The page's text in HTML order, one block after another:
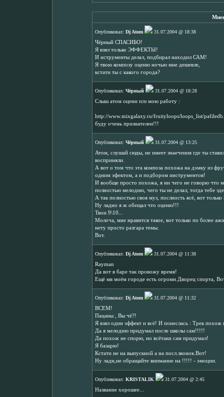
Опубликовал: Dj Atom
31.07.2004 @ 18:38
Чёрный СПАСИБО!
Я взял только ЭФФЕКТЫ!
И нструменты делал, подбирал находил САМ!
Я твою композу оценю ночью мне дешевле,
кстати ты с какого города?
Опубликовал: Чёрный
31.07.2004 @ 18:28
Слыш атом оцени плз мою работу :
http://www.mixgalaxy.ru/fruityloops/loops_list/
буду очень признателен!!!
Опубликовал: Чёрный
31.07.2004 @ 13:25
Атом, слушай сюды, не имеет знаечения где ты
восприняли.
А вот о том что эта композа похожа на дэмку из
одним эфектом, а и подбором инструментов!
И вообще просто похожа, я ни чего не говорю что
полностью мелодию, чего ты не делал, тогда тебе
А так полностью своя муз, послность всё, вот
Ну ладно я ж обещал что оценю!!!
Твои 9\10...
Молоча, мне нравится такое, вот только по более
нету просто разгара темы.
Вот.
Опубликовал: Dj Atom
31.07.2004 @ 11:38
Rayman
Да вот в баре так провожу время!
Ещё мв моём городе есть огромн.Дворец спорта,
Опубликовал: Dj Atom
31.07.2004 @ 11:32
ВСЕМ!
Пацаны , Вы чё?!
Я взял один эффект и всё! И понеслась : Трек
Да я мелодию придумал после школы сам!!!!!
Да похож не спорю, но всётаки сам придумал!
Я базарю!
Кстати не на выпускной а на посл.звонок.Вот!
Ну ладн,не обращайте внимание на !!!!! - эмоции.
Опубликовал: KRISTALIK
31.07.2004 @ 2:45
Название хорошее...